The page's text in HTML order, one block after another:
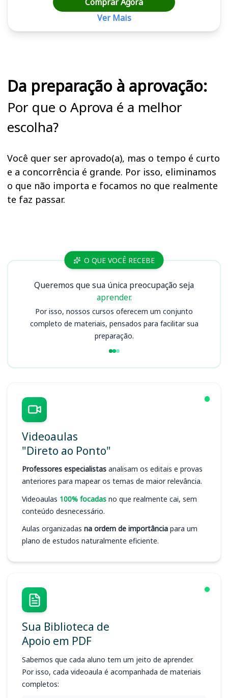
Ver Mais
Da preparação à aprovação:
Por que o Aprova é a melhor
escolha?
Você quer ser aprovado(a), mas o tempo é curto
e a concorrência é grande. Por isso, eliminamos
o que não importa e focamos no que realmente
te faz passar.
Cursos O QUE VOCÊ RECEBE
Queremos que sua única preocupação seja
aprender.
Por isso, nossos cursos oferecem um conjunto
completo de materiais, pensados para facilitar sua
preparação.
Videoaulas
"Direto ao Ponto"
Professores especialistas analisam os editais e provas
anteriores para mapear os temas de maior relevância.
Videoaulas 100% focadas no que realmente cai, sem
conteúdo desnecessário.
Aulas organizadas na ordem de importância para um
plano de estudos naturalmente eficiente.
Sua Biblioteca de
Apoio em PDF
Sabemos que cada aluno tem um jeito de aprender.
Por isso, cada videoaula é acompanhada de materiais
completos: